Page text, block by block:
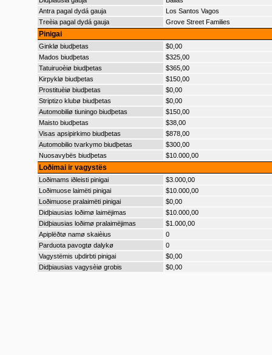
Antra pagal dydá gauja
Los Santos Vagos
Treèia pagal dydá gauja
Grove Street Families
Pinigai
Ginklø biudþetas
$0,00
Mados biudþetas
$325,00
Tatuiruoèiø biudþetas
$365,00
Kirpyklø biudþetas
$150,00
Prostituèiø biudþetas
$0,00
Striptizo klubø biudþetas
$0,00
Automobiliø tiuningo biudþetas
$150,00
Maisto biudþetas
$38,00
Visas apsipirkimo biudþetas
$878,00
Automobilio tvarkymo biudþetas
$300,00
Nuosavybës biudþetas
$10.000,00
Loðimai ir vagystës
Loðimams iðleisti pinigai
$3.000,00
Loðimuose laimëti pinigai
$10.000,00
Loðimuose pralaimëti pinigai
$0,00
Didþiausias loðimø laimëjimas
$10.000,00
Didþiausias loðimø pralaimëjimas
$1.000,00
Apiplëðtø namø skaièius
0
Parduota pavogtø dalykø
0
Vagystëmis uþdirbti pinigai
$0,00
Didþiausias vagysèiø grobis
$0,00